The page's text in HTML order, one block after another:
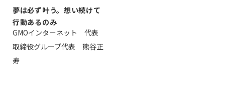
夢は必ず叶う。想い続けて
行動あるのみ
GMOインターネット 代表
取締役グループ代表 熊谷正
寿